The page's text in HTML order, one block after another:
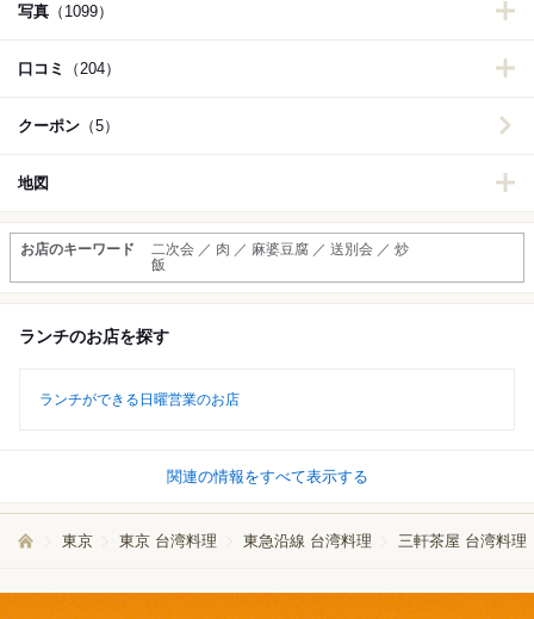
写真 （1099）
口コミ （204）
クーポン （5）
地図
お店のキーワード
二次会 ／ 肉 ／ 麻婆豆腐 ／ 送別会 ／ 炒
飯
ランチのお店を探す
ランチができる日曜営業のお店
関連の情報をすべて表示する
東京 東京 台湾料理 東急沿線 台湾料理 三軒茶屋 台湾料理